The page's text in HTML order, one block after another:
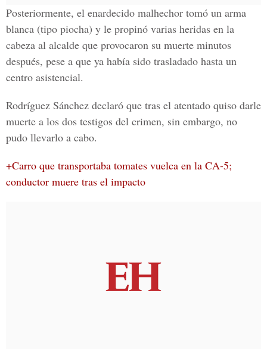
Posteriormente, el enardecido malhechor tomó un arma
blanca (tipo piocha) y le propinó varias heridas en la
cabeza al alcalde que provocaron su muerte minutos
después, pese a que ya había sido trasladado hasta un
centro asistencial.
Rodríguez Sánchez declaró que tras el atentado quiso darle
muerte a los dos testigos del crimen, sin embargo, no
pudo llevarlo a cabo.
+Carro que transportaba tomates vuelca en la CA-5;
conductor muere tras el impacto